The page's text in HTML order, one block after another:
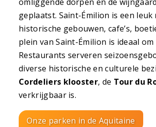
geplaatst. Saint-Émilion is een leuk
historische gebouwen, cafe’s,
plein van Saint-Émilion is ideaal
Restaurants serveren
diverse historische en culturele
Cordeliers klooster, de Tour du
verkrijgbaar is.
Onze parken in de Aquitaine